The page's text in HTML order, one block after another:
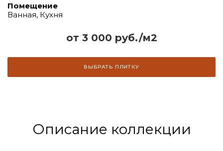
от 3 000 руб./м2
ВЫБРАТЬ ПЛИТКУ
Помещение
Ванная, Кухня
Описание коллекции